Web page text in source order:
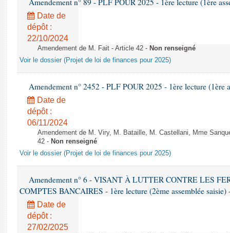
Amendement n° 89 - PLF POUR 2025 - 1ère lecture (1ère
Date de
dépôt :
22/10/2024
Amendement de M. Fait - Article 42 - Non renseigné
Voir le dossier (Projet de loi de finances pour 2025)
Amendement n° 2452 - PLF POUR 2025 - 1ère lecture (1ère
Date de
dépôt :
06/11/2024
Amendement de M. Viry, M. Bataille, M. Castellani, Mme
42 - Non renseigné
Voir le dossier (Projet de loi de finances pour 2025)
Amendement n° 6 - VISANT À LUTTER CONTRE LES
COMPTES BANCAIRES - 1ère lecture (2ème assemblée saisie)
Date de
dépôt :
27/02/2025